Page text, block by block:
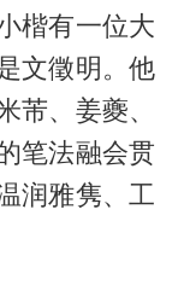
楷有一位大
文徵明。他
芾、姜夔、
笔法融会贯
润雅隽、工